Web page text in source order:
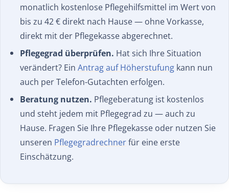
monatlich kostenlose Pflegehilfsmittel im Wert von
bis zu 42 € direkt nach Hause — ohne Vorkasse,
direkt mit der Pflegekasse abgerechnet.
Pflegegrad überprüfen. Hat sich Ihre Situation
verändert? EinAntrag auf Höherstufung kann nun
auch per Telefon-Gutachten erfolgen.
Beratung nutzen. Pflegeberatung ist kostenlos
und steht jedem mit Pflegegrad zu — auch zu
Hause. Fragen Sie Ihre Pflegekasse oder nutzen Sie
unseren Pflegegradrechnerfür eine erste
Einschätzung.